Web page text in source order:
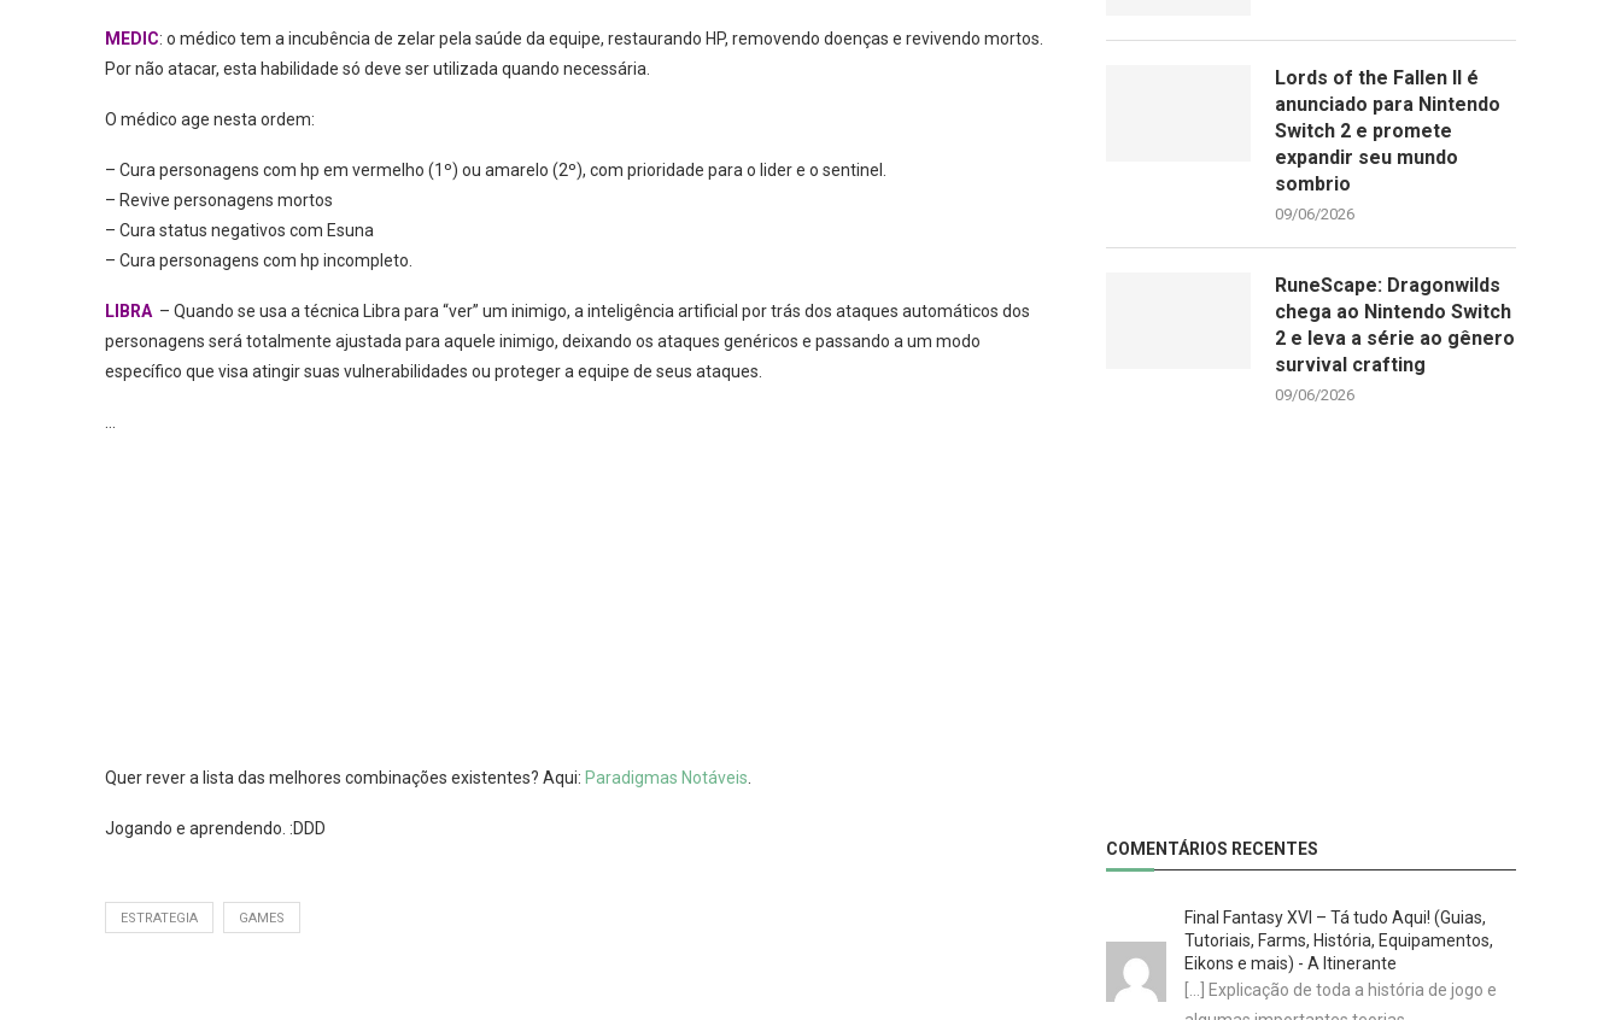
MEDIC: o médico tem a incubência de zelar pela saúde da equipe, restaurando HP, removendo doenças e revivendo mortos.
Por não atacar, esta habilidade só deve ser utilizada quando necessária.
O médico age nesta ordem:
– Cura personagens com hp em vermelho (1º) ou amarelo (2º), com prioridade para o lider e o sentinel.
– Revive personagens mortos
– Cura status negativos com Esuna
– Cura personagens com hp incompleto.
LIBRA – Quando se usa a técnica Libra para “ver” um inimigo, a inteligência artificial por trás dos ataques automáticos dos
personagens será totalmente ajustada para aquele inimigo, deixando os ataques genéricos e passando a um modo
específico que visa atingir suas vulnerabilidades ou proteger a equipe de seus ataques.
Quer rever a lista das melhores combinações existentes? Aqui: Paradigmas Notáveis
Jogando e aprendendo. :DDD
ESTRATEGIA GAMES
Lords of the Fallen II é
anunciado para Nintendo
Switch 2 e promete
expandir seu mundo
sombrio
09/06/2026
RuneScape: Dragonwilds
chega ao Nintendo Switch
2 e leva a série ao gênero
survival crafting
09/06/2026
COMENTÁRIOS RECENTES
Final Fantasy XVI – Tá tudo Aqui! (Guias,
Tutoriais, Farms, História, Equipamentos,
Eikons e mais) - A Itinerante
[…] Explicação de toda a história de jogo e